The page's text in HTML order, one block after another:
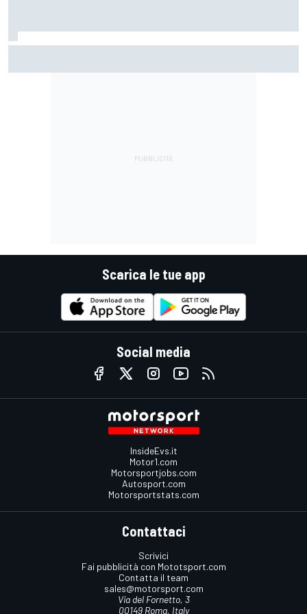
Scarica le tue app
Social media
InsideEvs.it
Motor1.com
Motorsportjobs.com
Autosport.com
Motorsportstats.com
Contattaci
Scrivici
Fai pubblicità con Mototsport.com
Contatta il team
sales@motorsport.com
Via del Fornetto, 3
00149 Roma, Italy